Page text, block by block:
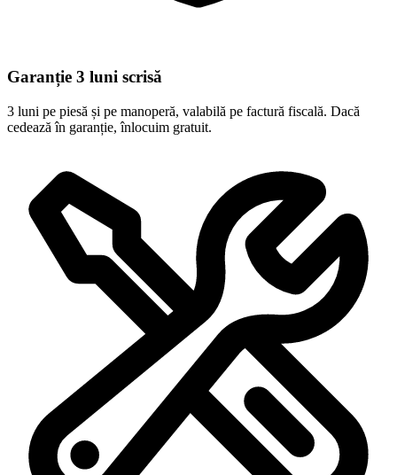
Garanție 3 luni scrisă
3 luni pe piesă și pe manoperă, valabilă pe factură fiscală. Dacă
cedează în garanție, înlocuim gratuit.